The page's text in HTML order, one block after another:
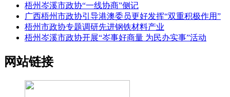
梧州岑溪市政协“一线协商”侧记
广西梧州市政协引导港澳委员更好发挥“双重积极作用”
梧州市政协专题调研先进钢铁材料产业
梧州岑溪市政协开展“岑事好商量 为民办实事”活动
网站链接